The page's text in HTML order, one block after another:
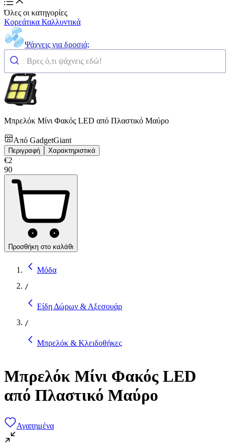
Όλες οι κατηγορίες
Κορεάτικα Καλλυντικά
Ψάχνεις για δροσιά;
Μπρελόκ Μίνι Φακός LED από Πλαστικό Μαύρο
Από GadgetGiant
Περιγραφή Χαρακτηριστικά
€2
90
Προσθήκη στο καλάθι
Μόδα
/
Είδη Δώρων & Αξεσουάρ
/
Μπρελόκ & Κλειδοθήκες
Μπρελόκ Μίνι Φακός LED
από Πλαστικό Μαύρο
Αγαπημένα